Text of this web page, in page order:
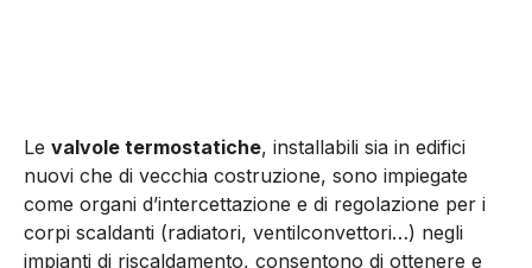
Le valvole termostatiche, installabili sia in edifici
nuovi che di vecchia costruzione, sono impiegate
come organi d’intercettazione e di regolazione per i
corpi scaldanti (radiatori, ventilconvettori…) negli
impianti di riscaldamento, consentono di ottenere e